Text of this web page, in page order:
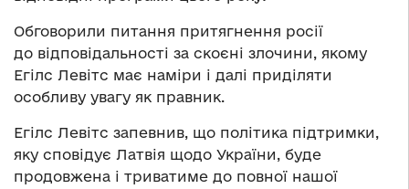
Обговорили питання притягнення росії
до відповідальності за скоєні злочини, якому
Егілс Левітс має наміри і далі приділяти
особливу увагу як правник.
Егілс Левітс запевнив, що політика підтримки,
яку сповідує Латвія щодо України, буде
продовжена і триватиме до повної нашої